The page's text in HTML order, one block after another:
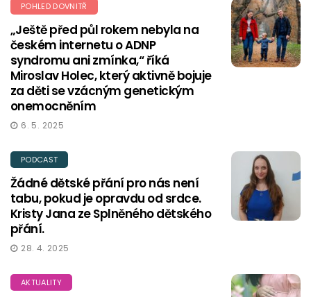
POHLED DOVNITŘ
„Ještě před půl rokem nebyla na
českém internetu o ADNP
syndromu ani zmínka,“ říká
Miroslav Holec, který aktivně bojuje
za děti se vzácným genetickým
onemocněním
6. 5. 2025
PODCAST
Žádné dětské přání pro nás není
tabu, pokud je opravdu od srdce.
Kristy Jana ze Splněného dětského
přání.
28. 4. 2025
AKTUALITY